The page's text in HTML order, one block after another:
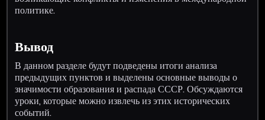
политике.
Вывод
В данном разделе будут подведены итоги анализа
предыдущих пунктов и выделены основные выводы о
значимости образования и распада СССР. Обсуждаются
уроки, которые можно извлечь из этих исторических
событий.